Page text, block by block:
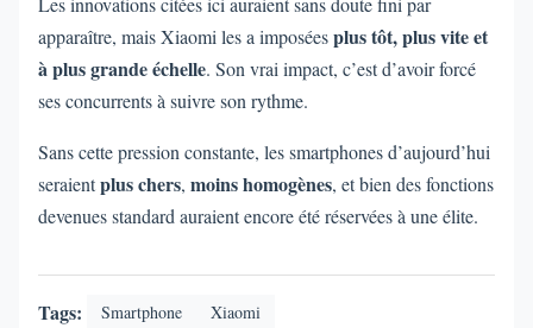
apparaître, mais Xiaomi les a imposéesplus tôt, plus vite et
à plus grande échelle. Son vrai impact, c’est d’avoir forcé
ses concurrents à suivre son rythme.
Sans cette pression constante, les smartphones d’aujourd’hui
seraientplus chers, moins homogènes, et bien des fonctions
devenues standard auraient encore été réservées à une élite.
Tags: Smartphone Xiaomi